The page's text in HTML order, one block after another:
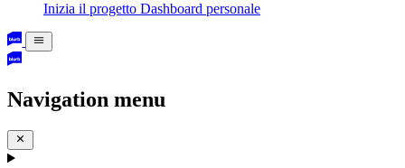
Inizia il progetto Dashboard personale
Navigation menu